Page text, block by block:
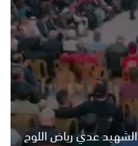
الشهيد عدي رياض اللوح